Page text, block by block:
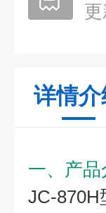
更
详情介
一、产品
JC-870H